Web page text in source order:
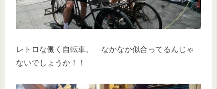
レトロな働く自転車。 なかなか似合ってるんじゃ
ないでしょうか！！